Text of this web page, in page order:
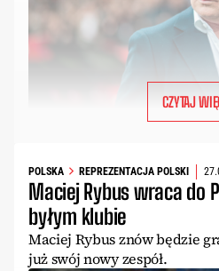
CZYTAJ
POLSKA REPREZENTACJA POLSKI
Maciej Rybus wraca do
byłym klubie
Maciej Rybus znów będzie
już swój nowy zespół.